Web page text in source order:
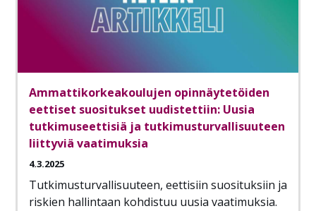
Ammattikorkeakoulujen opinnäytetöiden
eettiset suositukset uudistettiin: Uusia
tutkimuseettisiä ja tutkimusturvallisuuteen
liittyviä vaatimuksia
4.3.2025
Tutkimusturvallisuuteen, eettisiin suosituksiin ja
riskien hallintaan kohdistuu uusia vaatimuksia.